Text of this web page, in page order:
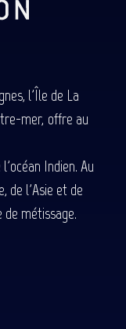
l'Île de La
mer, offre au
Indien. Au
de l'Asie et de
métissage.